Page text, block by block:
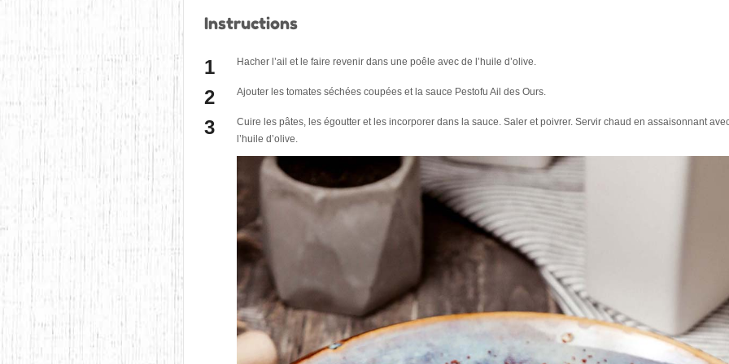
Instructions
Hacher l’ail et le faire revenir dans une poêle avec de l’huile d’olive.
Ajouter les tomates séchées coupées et la sauce Pestofu Ail des Ours.
Cuire les pâtes, les égoutter et les incorporer dans la sauce. Saler et poivrer. Servir chaud en assaisonnant
l’huile d’olive.